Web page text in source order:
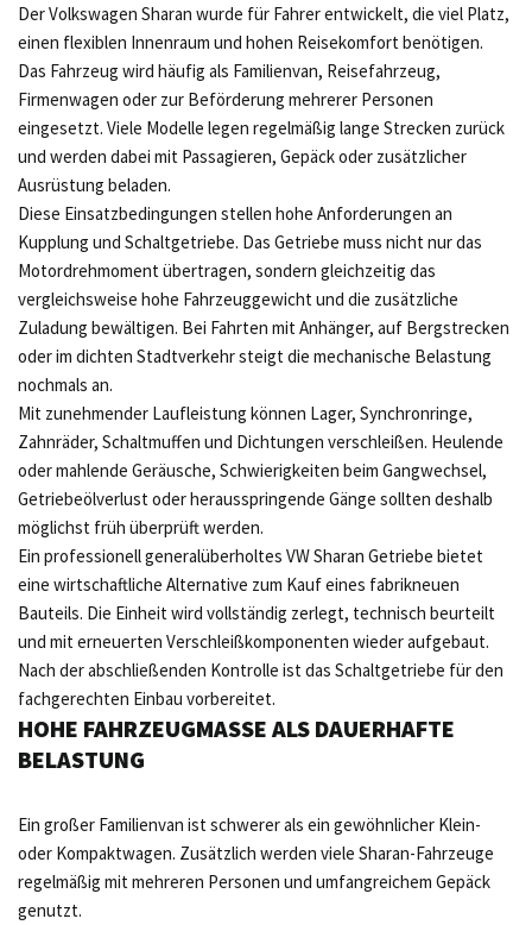
Der Volkswagen Sharan wurde für Fahrer entwickelt, die viel Platz,
einen flexiblen Innenraum und hohen Reisekomfort benötigen.
Das Fahrzeug wird häufig als Familienvan, Reisefahrzeug,
Firmenwagen oder zur Beförderung mehrerer Personen
eingesetzt. Viele Modelle legen regelmäßig lange Strecken zurück
und werden dabei mit Passagieren, Gepäck oder zusätzlicher
Ausrüstung beladen.
Diese Einsatzbedingungen stellen hohe Anforderungen an
Kupplung und Schaltgetriebe. Das Getriebe muss nicht nur das
Motordrehmoment übertragen, sondern gleichzeitig das
vergleichsweise hohe Fahrzeuggewicht und die zusätzliche
Zuladung bewältigen. Bei Fahrten mit Anhänger, auf Bergstrecken
oder im dichten Stadtverkehr steigt die mechanische Belastung
nochmals an.
Mit zunehmender Laufleistung können Lager, Synchronringe,
Zahnräder, Schaltmuffen und Dichtungen verschleißen. Heulende
oder mahlende Geräusche, Schwierigkeiten beim Gangwechsel,
Getriebeölverlust oder herausspringende Gänge sollten deshalb
möglichst früh überprüft werden.
Ein professionell generalüberholtes VW Sharan Getriebe bietet
eine wirtschaftliche Alternative zum Kauf eines fabrikneuen
Bauteils. Die Einheit wird vollständig zerlegt, technisch beurteilt
und mit erneuerten Verschleißkomponenten wieder aufgebaut.
Nach der abschließenden Kontrolle ist das Schaltgetriebe für den
fachgerechten Einbau vorbereitet.
HOHE FAHRZEUGMASSE ALS DAUERHAFTE
BELASTUNG
Ein großer Familienvan ist schwerer als ein gewöhnlicher Klein-
oder Kompaktwagen. Zusätzlich werden viele Sharan-Fahrzeuge
regelmäßig mit mehreren Personen und umfangreichem Gepäck
genutzt.